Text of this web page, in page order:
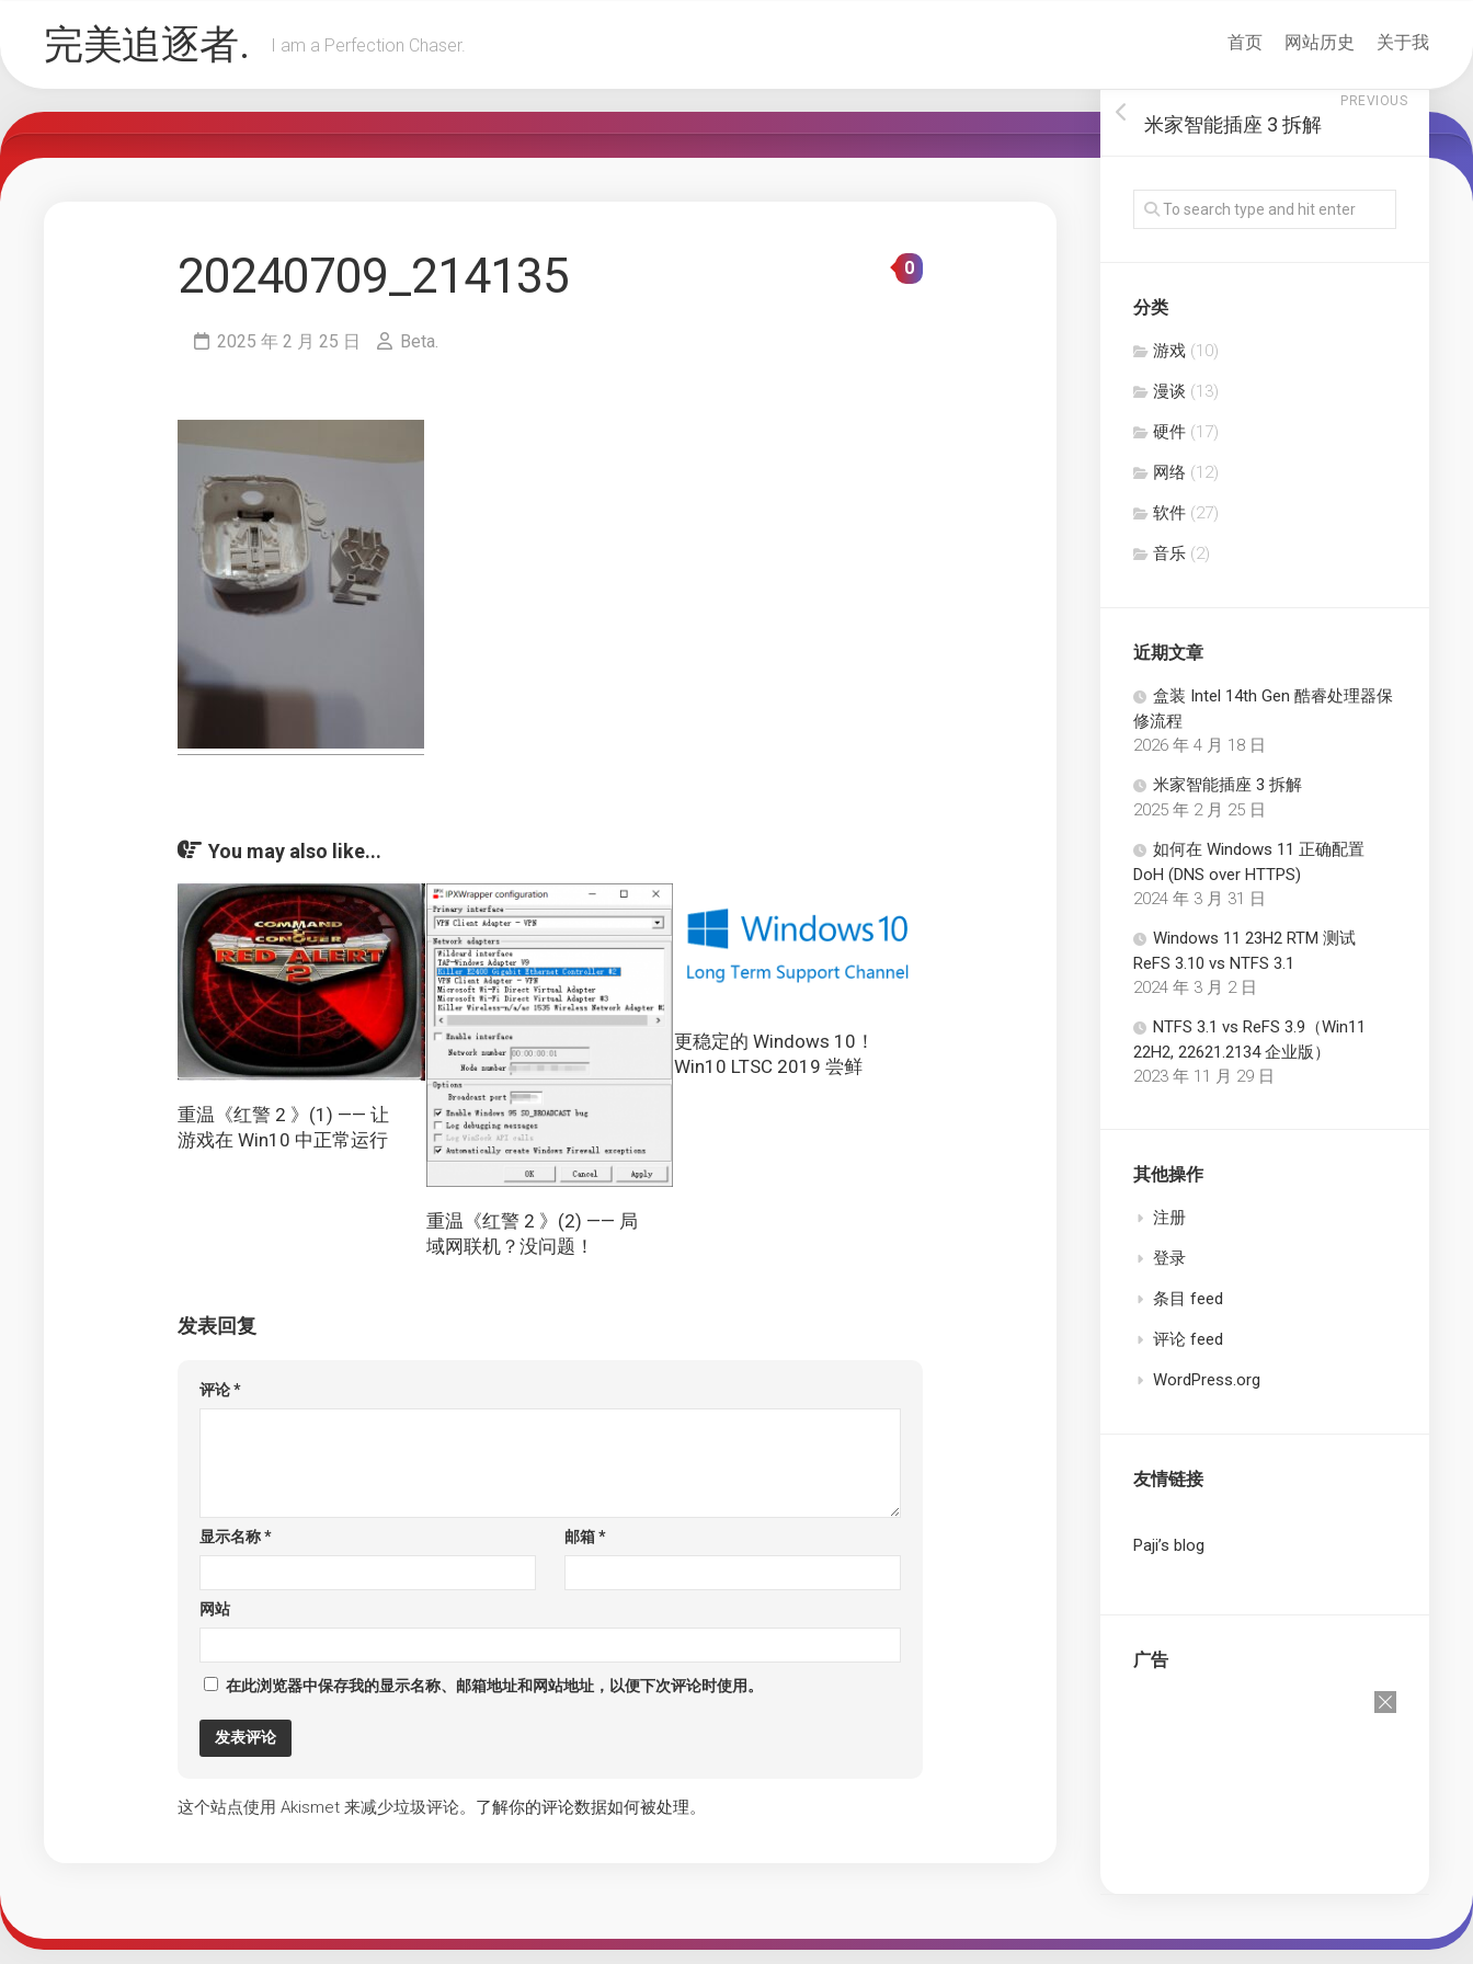
content完美追逐者. I am a Perfection Chaser. 首页 网站历史 关于我
20240709_214135
2025 年 2 月 25 日 Beta.
0
You may also like...
重温《红警 2 》(1) —— 让
游戏在 Win10 中正常运行
重温《红警 2 》(2) —— 局
域网联机？没问题！
更稳定的 Windows 10！
Win10 LTSC 2019 尝鲜
发表回复
评论*
显示名称* 邮箱*
网站
在此浏览器中保存我的显示名称、邮箱地址和网站地址，以便下次评论时使用。
这个站点使用 Akismet 来减少垃圾评论。 了解你的评论数据如何被处理。
PREVIOUS
米家智能插座 3 拆解
分类
游戏 (10)
漫谈 (13)
硬件 (17)
网络 (12)
软件 (27)
音乐 (2)
近期文章
盒装 Intel 14th Gen 酷睿处理器保
修流程
2026 年 4 月 18 日
米家智能插座 3 拆解
2025 年 2 月 25 日
如何在 Windows 11 正确配置
DoH (DNS over HTTPS)
2024 年 3 月 31 日
Windows 11 23H2 RTM 测试
ReFS 3.10 vs NTFS 3.1
2024 年 3 月 2 日
NTFS 3.1 vs ReFS 3.9（Win11
22H2, 22621.2134 企业版）
2023 年 11 月 29 日
其他操作
注册
登录
条目 feed
评论 feed
WordPress.org
友情链接
Paji’s blog
广告